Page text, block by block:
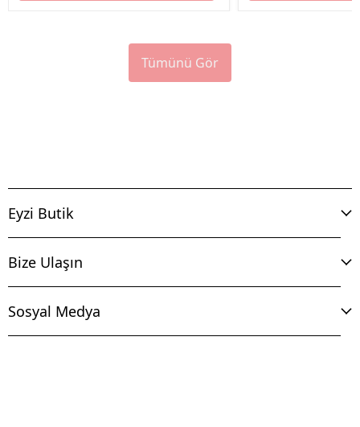
Tümünü Gör
Eyzi Butik
Bize Ulaşın
Sosyal Medya